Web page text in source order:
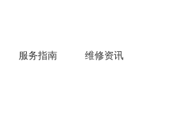
服务指南 维修资讯